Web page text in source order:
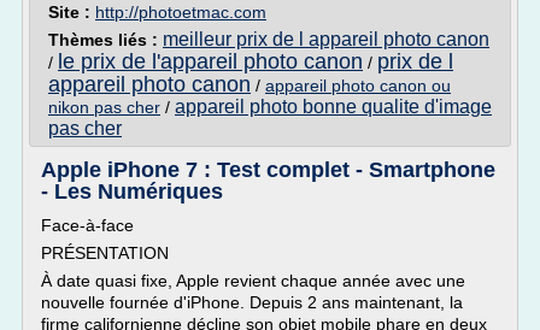
Site : http://photoetmac.com
Thèmes liés : meilleur prix de l appareil photo canon
/ le prix de l'appareil photo canon / prix de l
appareil photo canon / appareil photo canon ou
nikon pas cher / appareil photo bonne qualite d'image
pas cher
Apple iPhone 7 : Test complet - Smartphone
- Les Numériques
Face-à-face
PRÉSENTATION
À date quasi fixe, Apple revient chaque année avec une
nouvelle fournée d'iPhone. Depuis 2 ans maintenant, la
firme californienne décline son objet mobile phare en deux